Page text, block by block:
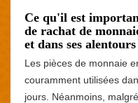
Ce qu'il est
de rachat de
et dans ses alentours
Les pièces de monnaie
couramment utilisées
jours. Néanmoins,